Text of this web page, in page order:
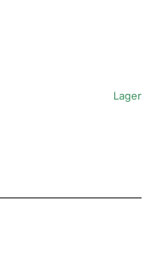
Lager